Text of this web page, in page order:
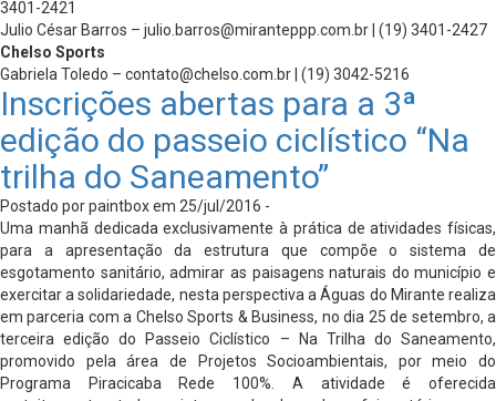
3401-2421
Julio César Barros – julio.barros@miranteppp.com.br| (19) 3401-2427
Chelso Sports
Gabriela Toledo – contato@chelso.com.br| (19) 3042-5216
Inscrições abertas para a 3ª
edição do passeio ciclístico “Na
trilha do Saneamento”
Postado por paintbox em 25/jul/2016 -
Uma manhã dedicada exclusivamente à prática de atividades físicas,
para a apresentação da estrutura que compõe o sistema de
esgotamento sanitário, admirar as paisagens naturais do município e
exercitar a solidariedade, nesta perspectiva a Águas do Mirante realiza
em parceria com a Chelso Sports & Business, no dia 25 de setembro, a
terceira edição do Passeio Ciclístico – Na Trilha do Saneamento,
promovido pela área de Projetos Socioambientais, por meio do
Programa Piracicaba Rede 100%. A atividade é oferecida